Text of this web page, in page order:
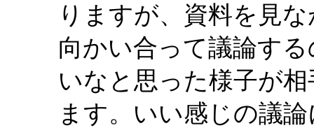
りますが、資料を見
向かい合って議論す
いなと思った様子が
ます。いい感じの議